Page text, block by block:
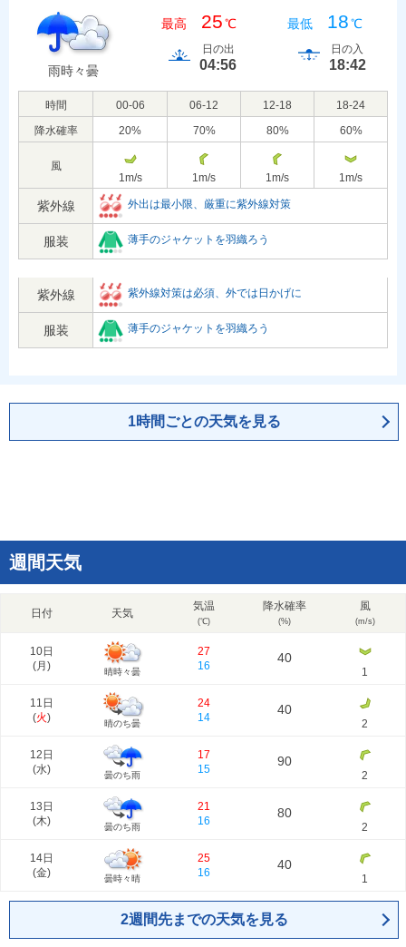
雨時々曇
最高 25℃ 最低 18℃
日の出
04:56
日の入
18:42
時間 00-06 06-12 12-18
18-24
降水確率
20% 70% 80% 60%
風
1m/s 1m/s 1m/s 1m/s
紫外線 外出は最小限、厳重に紫外線対策
服装 薄手のジャケットを羽織ろう
紫外線 紫外線対策は必須、外では日かげに
服装 薄手のジャケットを羽織ろう
1時間ごとの天気を見る
週間天気
日付 天気
気温
(℃)
降水確率
(%)
風
(m/s)
10日
(月 ) 晴時々曇
27
16
40
1
11日
(火) 晴のち曇
24
14
40
2
12日
(水) 曇のち雨
17
15
90
2
13日
(木) 曇のち雨
21
16
80
2
14日
(金) 曇時々晴
25
16
40
1
2週間先までの天気を見る